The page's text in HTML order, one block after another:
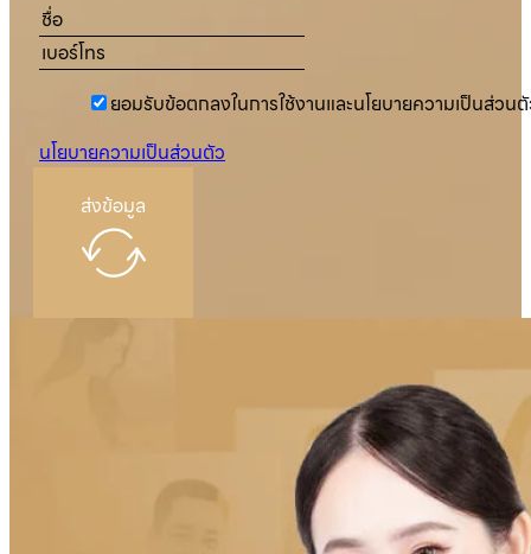
ยอมรับข้อตกลงในการใช้งานและนโยบายความเป็นส่วน
นโยบายความเป็นส่วนตัว
ส่งข้อมูล